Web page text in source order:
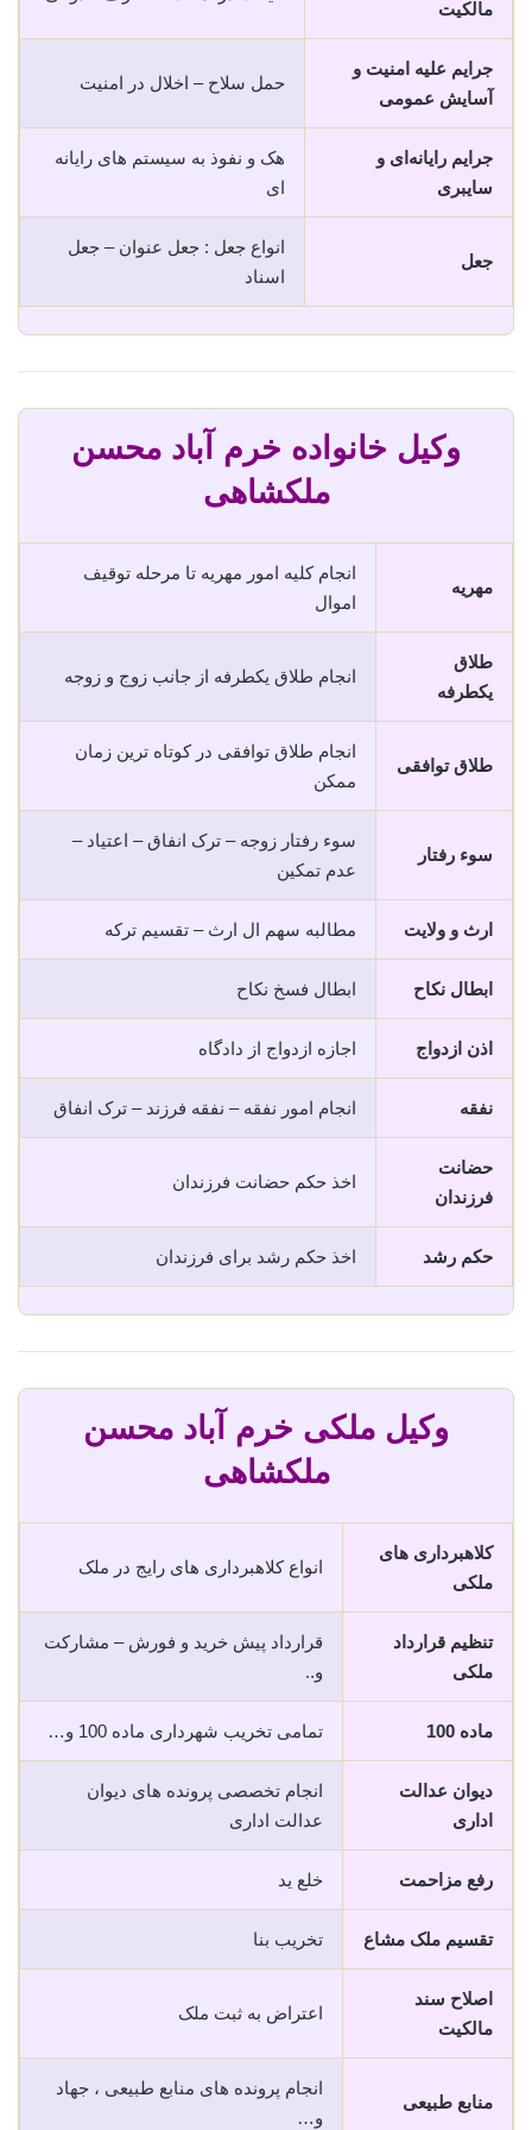
مالکیت
جرایم علیه امنیت و
آسایش عمومی
حمل سلاح – اخلال در امنیت
جرایم رایانه‌ای و
سایبری
هک و نفوذ به سیستم های رایانه
ای
جعل
انواع جعل : جعل عنوان – جعل
اسناد
وکیل خانواده خرم آباد محسن
ملکشاهی
مهریه
انجام کلیه امور مهریه تا مرحله توقیف
اموال
طلاق
یکطرفه
انجام طلاق یکطرفه از جانب زوج و زوجه
طلاق توافقی
انجام طلاق توافقی در کوتاه ترین زمان
ممکن
سوء رفتار
سوء رفتار زوجه – ترک انفاق – اعتیاد –
عدم تمکین
ارث و ولایت مطالبه سهم ال ارث – تقسیم ترکه
ابطال نکاح ابطال فسخ نکاح
اذن ازدواج اجازه ازدواج از دادگاه
نفقه انجام امور نفقه – نفقه فرزند – ترک انفاق
حضانت
فرزندان
اخذ حکم حضانت فرزندان
حکم رشد اخذ حکم رشد برای فرزندان
وکیل ملکی خرم آباد محسن
ملکشاهی
کلاهبرداری های
ملکی
انواع کلاهبرداری های رایج در ملک
تنظیم قرارداد
ملکی
قرارداد پیش خرید و فورش – مشارکت
و..
ماده 100 تمامی تخریب شهرداری ماده 100 و…
دیوان عدالت
اداری
انجام تخصصی پرونده های دیوان
عدالت اداری
رفع مزاحمت خلع ید
تقسیم ملک مشاع تخریب بنا
اصلاح سند
مالکیت
اعتراض به ثبت ملک
منابع طبیعی
انجام پرونده های منابع طبیعی ، جهاد
و…